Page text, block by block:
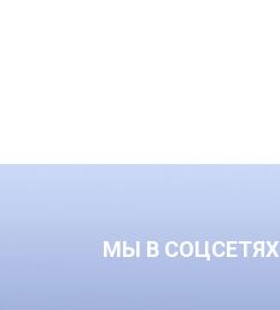
МЫ В СОЦСЕТЯХ